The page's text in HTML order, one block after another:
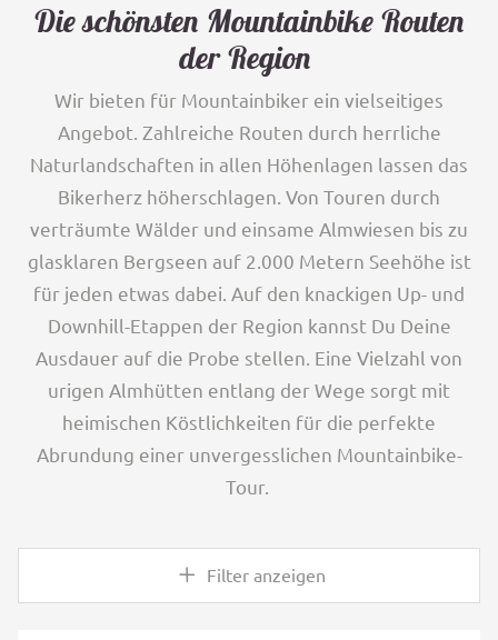
Die schönsten Mountainbike Routen
der Region
Wir bieten für Mountainbiker ein vielseitiges
Angebot. Zahlreiche Routen durch herrliche
Naturlandschaften in allen Höhenlagen lassen das
Bikerherz höherschlagen. Von Touren durch
verträumte Wälder und einsame Almwiesen bis zu
glasklaren Bergseen auf 2.000 Metern Seehöhe ist
für jeden etwas dabei. Auf den knackigen Up- und
Downhill-Etappen der Region kannst Du Deine
Ausdauer auf die Probe stellen. Eine Vielzahl von
urigen Almhütten entlang der Wege sorgt mit
heimischen Köstlichkeiten für die perfekte
Abrundung einer unvergesslichen Mountainbike-
Tour.
Filter anzeigen